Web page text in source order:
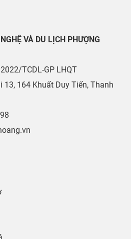
VÀ DU LỊCH PHƯỢNG
TCDL-GP LHQT
13, 164 Khuất Duy Tiến, Thanh